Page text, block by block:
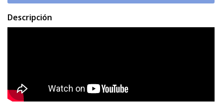
Descripción